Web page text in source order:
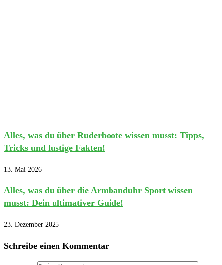
Alles, was du über Ruderboote wissen musst: Tipps,
Tricks und lustige Fakten!
13. Mai 2026
Alles, was du über die Armbanduhr Sport wissen
musst: Dein ultimativer Guide!
23. Dezember 2025
Schreibe einen Kommentar